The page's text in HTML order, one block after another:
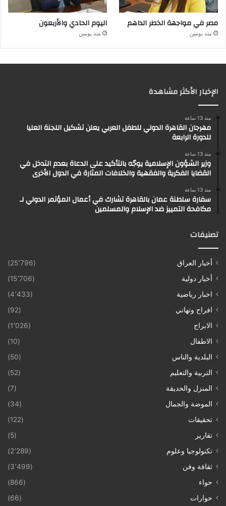
مصر في مواجهة الخطر الداهم
منذ يومين
اليوم الحادي والأربعون
منذ يومين
الإخبار الأكثر مشاهدة
منذ 13 ساعة
مهرجان القاهرة الدولي للطفل العربي يعلن تشكيل اللجنة العليا
للدورة الرابعة
منذ 13 ساعة
وزير الشؤون الإسلامية يوجّه بالتأكيد على الدعاة بعدم التدخل في
القضايا الفكرية والفقهية والخلافات المثارة في الدول الأخرى
منذ 13 ساعة
سفارة سلطنة عمان بالقاهرة تشارك في أعمال المؤتمر الدولي لـ
مكافحة التمييز ضد الإسلام والمسلمين
تصنيفات
أخبار العراق
(25٬796)
أخبار دولية
(15٬706)
اخبار رياضية
(4٬433)
افراح وتهاني
(92)
الابراج
(1٬026)
الاطفال
(10)
البلدية والناس
(50)
التربية والتعليم
(52)
المنزل والحديقة
(7)
الموضة والجمال
(34)
تحقيقات
(122)
تقارير
(5)
تكنولوجيا وعلوم
(2٬289)
ثقافة وفن
(3٬499)
حواء
(866)
حوارات
(66)